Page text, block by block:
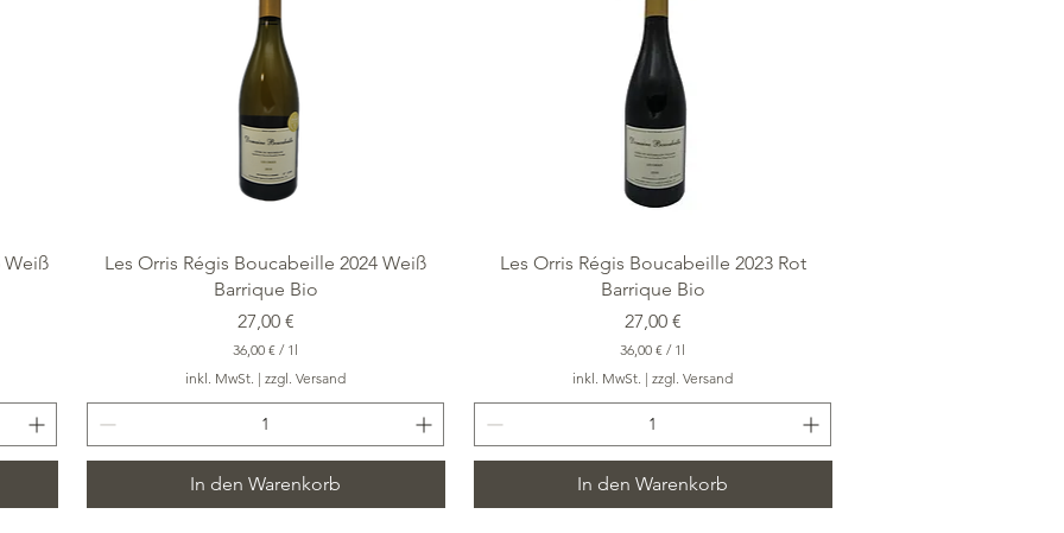
i
t
i
r
Weiß
Schnellansicht
Les Orris Régis Boucabeille 2024 Weiß
Barrique Bio
Preis
27,00 €
36,00 € / 1l
6
,
0
0
€
inkl. MwSt. |zzgl. Versand
In den Warenkorb
Schnellansicht
Les Orris Régis Boucabeille 2023 Rot
Barrique Bio
Preis
27,00 €
36,00 € / 1l
6
,
0
0
€
inkl. MwSt. |zzgl. Versand
In den Warenkorb